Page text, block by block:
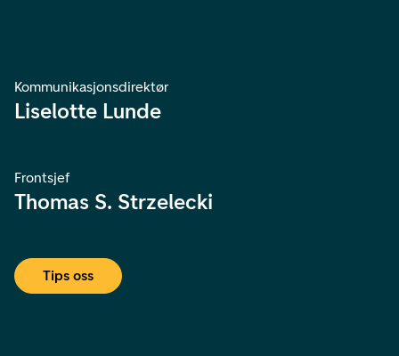
Kommunikasjonsdirektør
Liselotte Lunde
Frontsjef
Thomas S. Strzelecki
Tips oss